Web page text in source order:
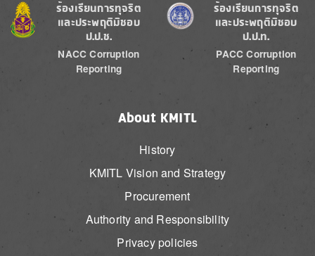
Image
ร้องเรียนการทุจริต
และประพฤติมิชอบ
ป.ป.ช.
NACC Corruption
Reporting
Image
ร้องเรียนการทุจริต
และประพฤติมิชอบ
ป.ป.ท.
PACC Corruption
Reporting
About KMITL
History
KMITL Vision and Strategy
Procurement
Authority and Responsibility
Privacy policies